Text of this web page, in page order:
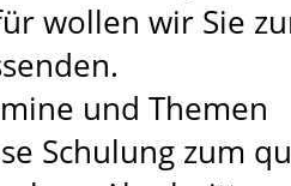
wollen wir Sie
und Themen
Schulung zum